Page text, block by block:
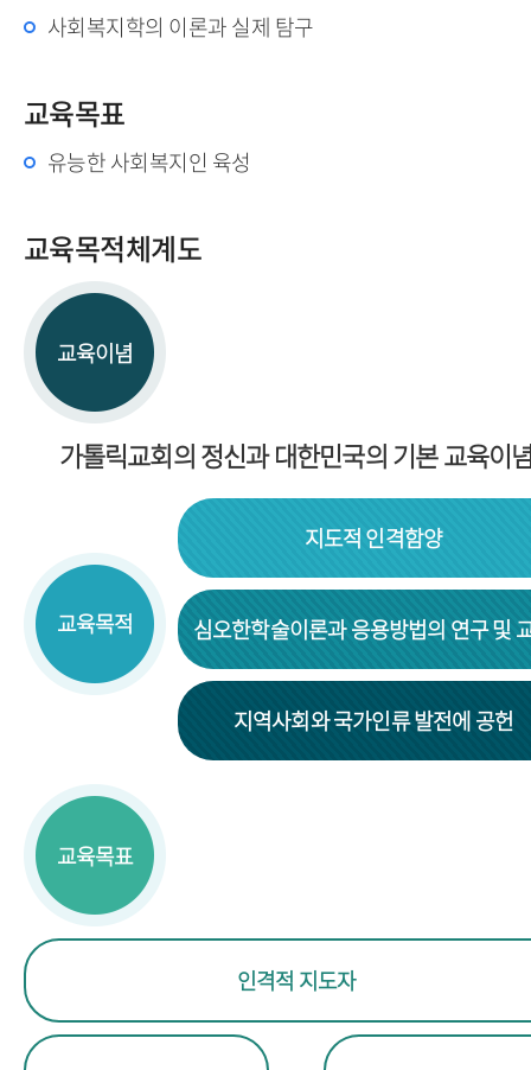
사회복지학의 이론과 실제 탐구
교육목표
유능한 사회복지인 육성
교육목적체계도
교육이념
가톨릭교회의 정신과 대한민국의 기본 교육이
교육목적
지도적 인격함양
심오한학술이론과 응용방법의 연구 및
지역사회와 국가인류 발전에 공헌
교육목표
인격적 지도자